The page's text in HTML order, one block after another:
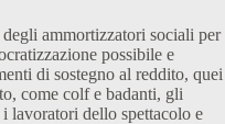
ammortizzatori sociali per
possibile e
di sostegno al reddito, quei
come colf e badanti, gli
lavoratori dello spettacolo e